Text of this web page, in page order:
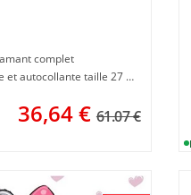
complet
Toile imprimée et autocollante taille 27 x 38 cm
36,64€ 61.07 €